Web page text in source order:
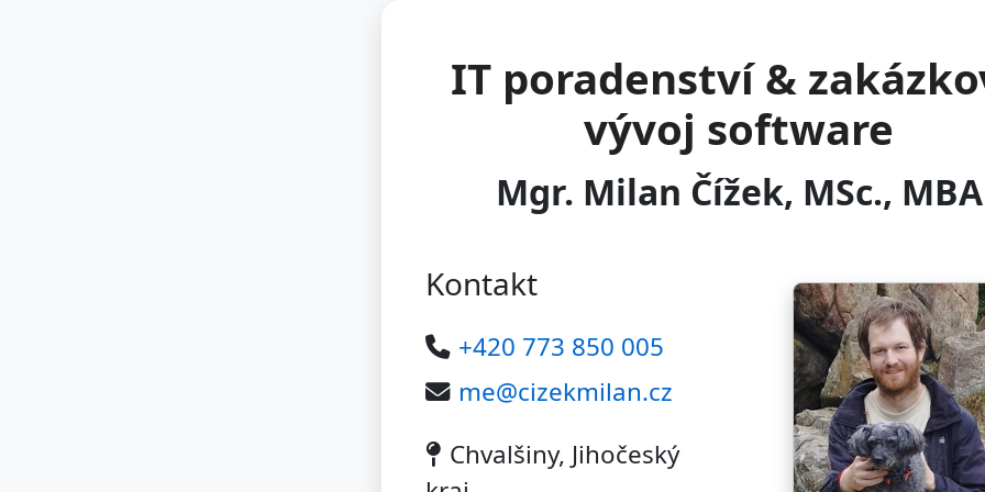
IT poradenství &
vývoj software
Mgr. Milan Čížek, MSc., MBA
Kontakt
+420 773 850 005
me@cizekmilan.cz
Chvalšiny, Jihočeský